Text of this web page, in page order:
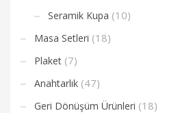
Seramik Kupa (10)
Masa Setleri (18)
Plaket (7)
Anahtarlık (47)
Geri Dönüşüm Ürünleri (18)